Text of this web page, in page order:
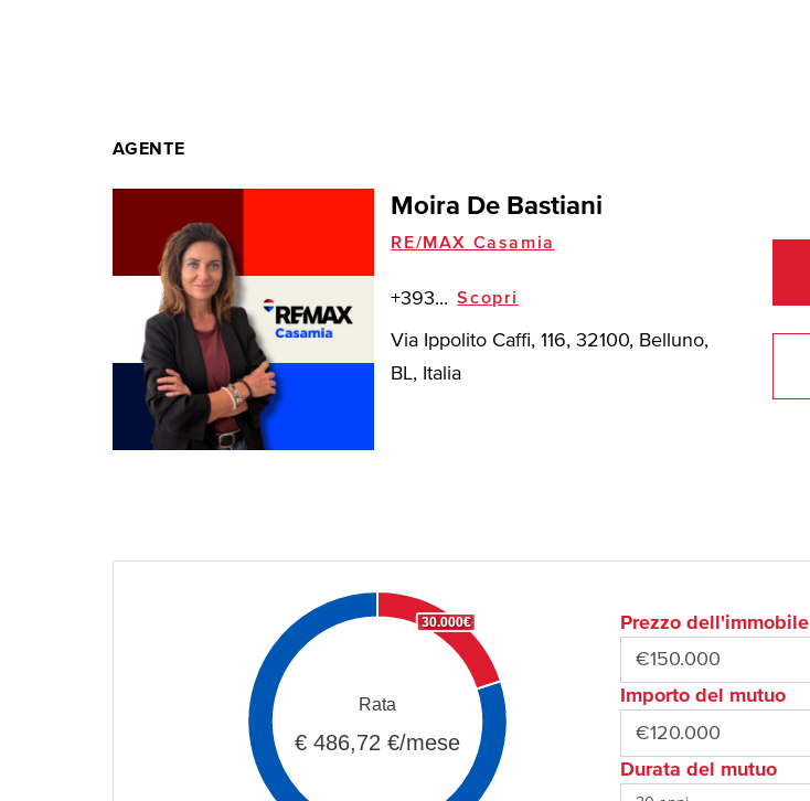
AGENTE
Moira De Bastiani
RE/MAX Casamia
+393... Scopri
Via Ippolito Caffi, 116, 32100, Belluno,
BL, Italia
30.000€
Rata
€ 486,72 €/mese
Prezzo dell'immobile
Importo del mutuo
Durata del mutuo